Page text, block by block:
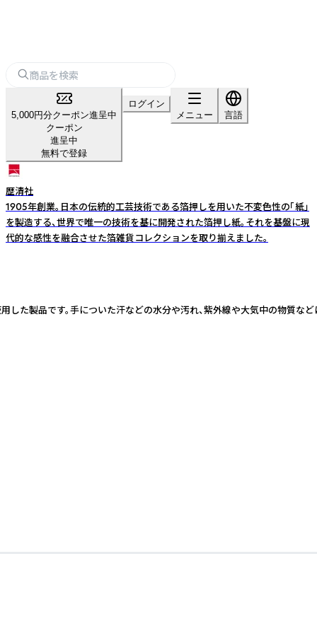
5,000円分クーポン進呈中
クーポン
進呈中
無料で登録
ログイン
メニュー
言語
歴清社
1905年創業。日本の伝統的工芸技術である箔押しを用いた不変色性の「紙」
を製造する、世界で唯一の技術を基に開発された箔押し紙。それを基盤に現
代的な感性を融合させた箔雑貨コレクションを取り揃えました。
製品です。手についた汗などの水分や汚れ、紫外線や大気中の物